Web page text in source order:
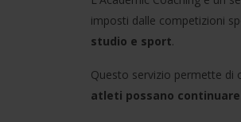
imposti dalle competizioni
studio e sport.
Questo servizio permette di
atleti possano continuare